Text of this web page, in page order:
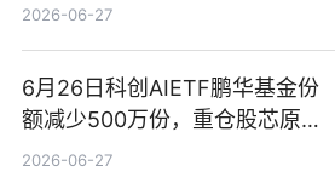
2026-06-27
6月26日科创AIETF鹏华基金份
额减少500万份，重仓股芯原股
份、寒武纪、澜起科技 观速讯
2026-06-27